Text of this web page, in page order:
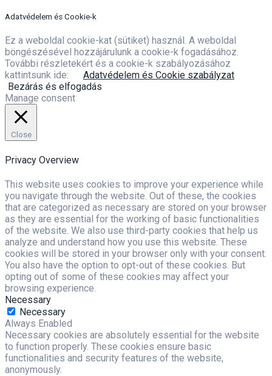
Adatvédelem és Cookie-k
Ez a weboldal cookie-kat (sütiket) használ. A weboldal
böngészésével hozzájárulunk a cookie-k fogadásához.
További részletekért és a cookie-k szabályozásához
kattintsunk ide:
Adatvédelem és Cookie szabályzat
Bezárás és elfogadás
Manage consent
Close
Privacy Overview
This website uses cookies to improve your experience while
you navigate through the website. Out of these, the cookies
that are categorized as necessary are stored on your browser
as they are essential for the working of basic functionalities
of the website. We also use third-party cookies that help us
analyze and understand how you use this website. These
cookies will be stored in your browser only with your consent.
You also have the option to opt-out of these cookies. But
opting out of some of these cookies may affect your
browsing experience.
Necessary
Necessary
Always Enabled
Necessary cookies are absolutely essential for the website
to function properly. These cookies ensure basic
functionalities and security features of the website,
anonymously.